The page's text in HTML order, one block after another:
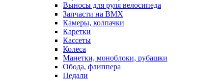
Выносы для руля велосипеда
Запчасти на BMX
Камеры, колпачки
Каретки
Кассеты
Колеса
Манетки, моноблоки, рубашки
Обода, флиппера
Педали